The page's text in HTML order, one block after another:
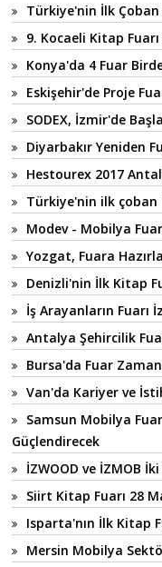
Türkiye'nin İlk Çoban
9. Kocaeli Kitap
Konya'da 4 Fuar
Eskişehir'de Proje
SODEX, İzmir'de
Diyarbakır Yeniden
Hestourex 2017
Türkiye'nin ilk çoban
Modev - Mobilya
Yozgat, Fuara
Denizli'nin İlk Kitap
İş Arayanların Fuarı
Antalya Şehircilik
Bursa'da Fuar
Van'da Kariyer ve
Samsun Mobilya
Güçlendirecek
İZWOOD ve İZMOB
Siirt Kitap Fuarı 28
Isparta'nın İlk Kitap
Mersin Mobilya